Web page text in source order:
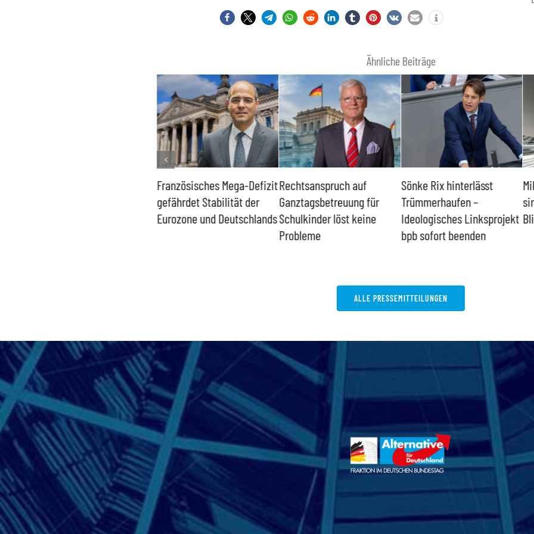
Ähnliche Beiträge
Französisches Mega-Defizit
gefährdet Stabilität der
Eurozone und Deutschlands
Rechtsanspruch auf
Ganztagsbetreuung für
Schulkinder löst keine
Probleme
Sönke Rix hinterlässt
Trümmerhaufen –
Ideologisches Linksprojekt
bpb sofort beenden
ALLE PRESSEMITTEILUNGEN